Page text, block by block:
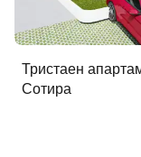
Тристаен
Сотира